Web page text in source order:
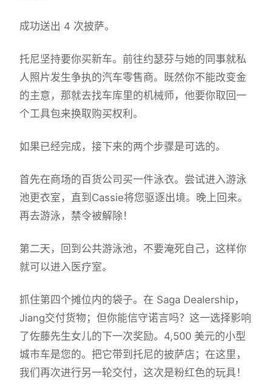
成功送出 4 次披萨。
托尼坚持要你买新车。前往约瑟芬与她的同事就私
人照片发生争执的汽车零售商。既然你不能改变金
的主意，那就去找车库里的机械师，他要你取回一
个工具包来换取购买权利。
如果已经完成，接下来的两个步骤是可选的。
首先在商场的百货公司买一件泳衣。尝试进入游泳
池更衣室，直到Cassie将您驱逐出境。晚上回来。
再去游泳，禁令被解除！
第二天，回到公共游泳池，不要淹死自己，这样你
就可以进入医疗室。
抓住第四个摊位内的袋子。在 Saga Dealership，
Jiang交付货物；但你能信守诺言吗？这一选择影响
了佐藤先生女儿的下一次奖励。4,500 美元的小型
城市车是您的。把它带到托尼的披萨店；在这里，
我们再次进行另一轮交付，这次是粉红色的玩具！